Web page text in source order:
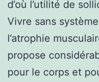
d’où l’utilité de
Vivre sans
l’atrophie
propose
pour le corps et